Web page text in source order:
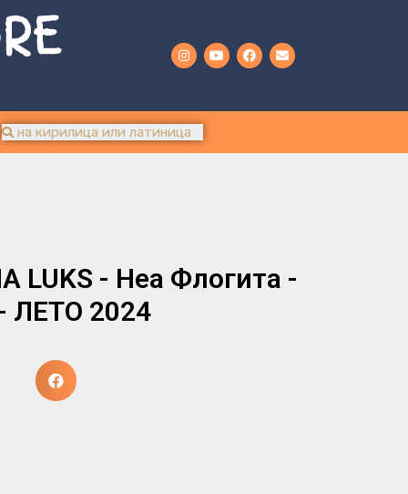
LUKS - Неа Флогита -
ЛЕТО 2024